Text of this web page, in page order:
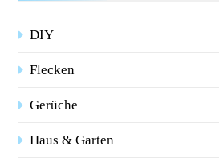
DIY
Flecken
Gerüche
Haus & Garten